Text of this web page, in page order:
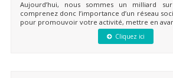
Aujourd’hui, nous sommes un milliard
comprenez donc l’importance d’un réseau
pour promouvoir votre activité, mettre en
Cliquez ici